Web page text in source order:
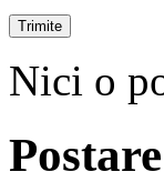
Nici o